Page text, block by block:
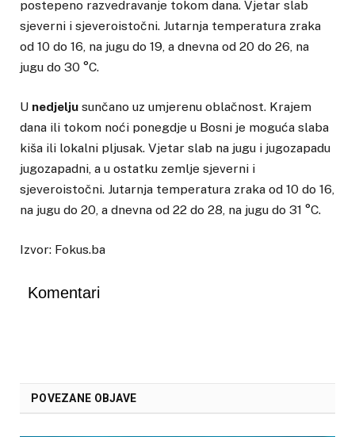
postepeno razvedravanje tokom dana. Vjetar slab
sjeverni i sjeveroistočni. Jutarnja temperatura zraka
od 10 do 16, na jugu do 19, a dnevna od 20 do 26, na
jugu do 30 °C.
U nedjelju sunčano uz umjerenu oblačnost. Krajem
dana ili tokom noći ponegdje u Bosni je moguća slaba
kiša ili lokalni pljusak. Vjetar slab na jugu i jugozapadu
jugozapadni, a u ostatku zemlje sjeverni i
sjeveroistočni. Jutarnja temperatura zraka od 10 do 16,
na jugu do 20, a dnevna od 22 do 28, na jugu do 31 °C.
Izvor: Fokus.ba
Komentari
POVEZANE OBJAVE